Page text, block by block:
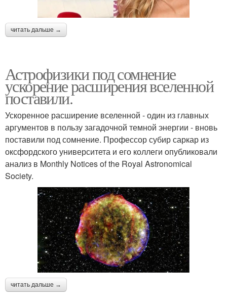
читать дальше →
Астрофизики под сомнение
ускорение расширения вселенной
поставили.
Ускоренное расширение вселенной - один из главных
аргументов в пользу загадочной темной энергии - вновь
поставили под сомнение. Профессор субир саркар из
оксфордского университета и его коллеги опубликовали
анализ в Monthly Notices of the Royal Astronomical
Society.
читать дальше →